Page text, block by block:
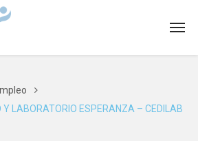
Y LABORATORIO ESPERANZA – CEDILAB